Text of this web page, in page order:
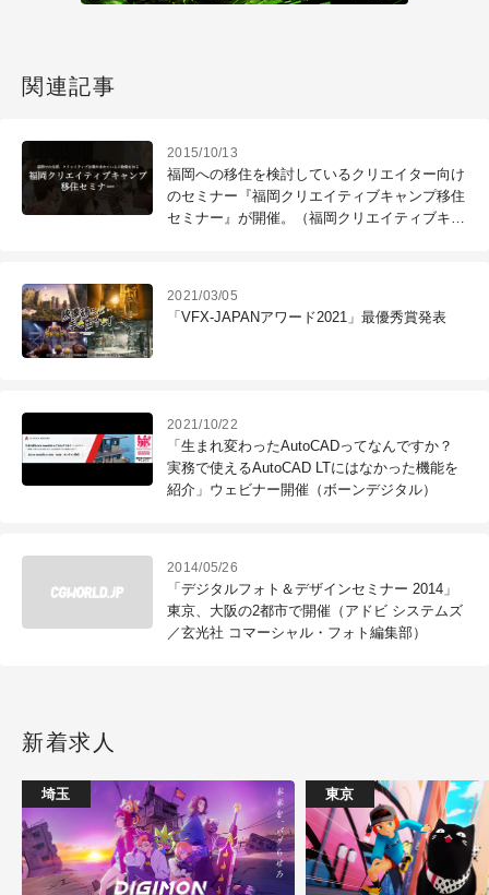
関連記事
2015/10/13
福岡への移住を検討しているクリエイター向け
のセミナー『福岡クリエイティブキャンプ移住
セミナー』が開催。（福岡クリエイティブキャ
2021/03/05
「VFX-JAPANアワード2021」最優秀賞発表
2021/10/22
「生まれ変わったAutoCADってなんですか？
実務で使えるAutoCAD LTにはなかった機能を
紹介」ウェビナー開催（ボーンデジタル）
2014/05/26
「デジタルフォト＆デザインセミナー 2014」
東京、大阪の2都市で開催（アドビ システムズ
／玄光社 コマーシャル・フォト編集部）
新着求人
埼玉 東京